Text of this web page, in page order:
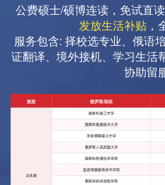
公费硕士/硕博连读，免试直读
发放生活补贴 ，
服务包含: 择校选专业、俄语
证翻译、境外接机、学习生活
协助留